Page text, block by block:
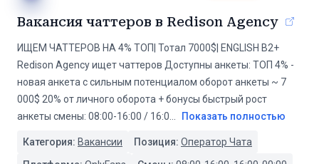
Вакансия чаттеров в Redison Agency
ИЩЕМ ЧАТТЕРОВ НА 4% ТОП| Тотал 7000$| ENGLISH B2+
Redison Agency ищет чаттеров Доступны анкеты: ТОП 4% -
новая анкета с сильным потенциалом оборот анкеты ~ 7
000$ 20% от личного оборота + бонусы быстрый рост
анкеты смены: 08:00-16:00 / 16:0
Показать полностью
Категория: Вакансии Позиция: Оператор Чата